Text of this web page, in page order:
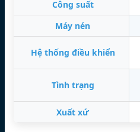
Công suất
Máy nén
Hệ thống điều khiển
Tình trạng
Xuất xứ